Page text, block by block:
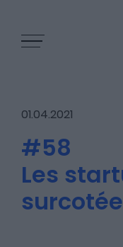
Les épisodes
01.04.2021
#58
Les